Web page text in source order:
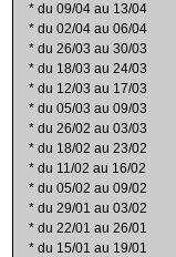
* du 09/04 au 13/04
* du 02/04 au 06/04
* du 26/03 au 30/03
* du 18/03 au 24/03
* du 12/03 au 17/03
* du 05/03 au 09/03
* du 26/02 au 03/03
* du 18/02 au 23/02
* du 11/02 au 16/02
* du 05/02 au 09/02
* du 29/01 au 03/02
* du 22/01 au 26/01
* du 15/01 au 19/01